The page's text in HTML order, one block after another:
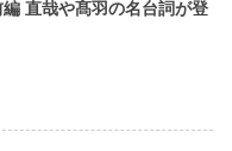
直哉や髙羽の名台詞が登